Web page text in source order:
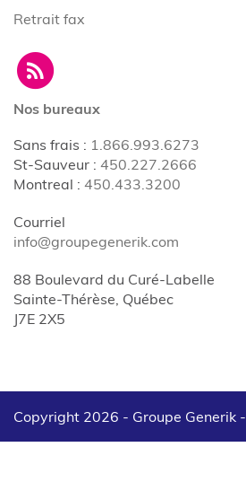
Retrait fax
Nos bureaux
Sans frais : 1.866.993.6273
St-Sauveur : 450.227.2666
Montreal : 450.433.3200
Courriel
info@groupegenerik.com
88 Boulevard du Curé-Labelle
Sainte-Thérèse, Québec
J7E 2X5
Copyright 2026 - Groupe Generik -